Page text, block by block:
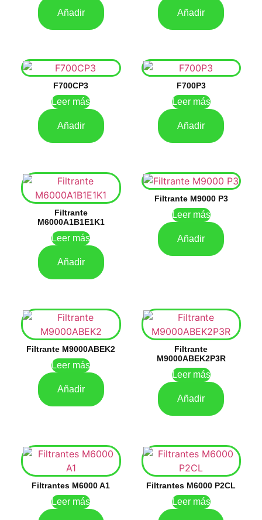
Añadir Añadir
F700CP3
Leer más
Añadir
F700P3
Leer más
Añadir
Filtrante
M6000A1B1E1K1
Leer más
Añadir
Filtrante M9000 P3
Leer más
Añadir
Filtrante M9000ABEK2
Leer más
Añadir
Filtrante
M9000ABEK2P3R
Leer más
Añadir
Filtrantes M6000 A1
Leer más
Filtrantes M6000 P2CL
Leer más